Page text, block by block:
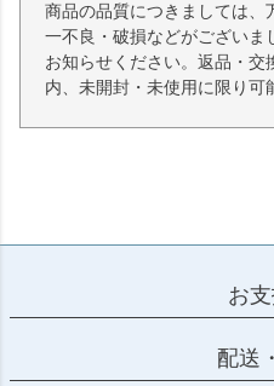
商品の品質につきましては、
一不良・破損などがございま
お知らせください。返品・交
内、未開封・未使用に限り可
お
配送